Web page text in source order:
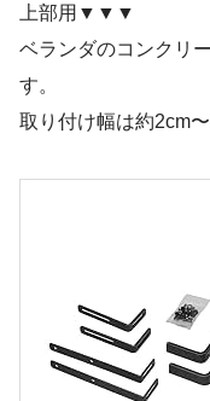
上部用▼▼▼
ベランダのコンクリ
す。
取り付け幅は約2cm